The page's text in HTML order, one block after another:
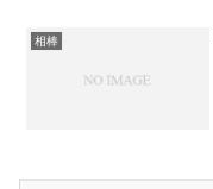
相棒